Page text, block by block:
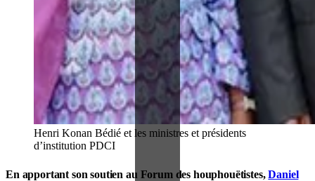
Henri Konan Bédié et les ministres et présidents
d’institution PDCI
En apportant son soutien au Forum des houphouëtistes,Daniel